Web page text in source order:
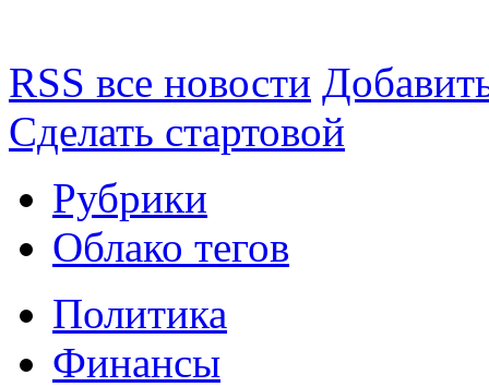
RSS все новости
Сделать стартовой
Рубрики
Облако тегов
Политика
Финансы